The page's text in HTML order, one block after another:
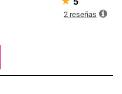
5
2 reseñas